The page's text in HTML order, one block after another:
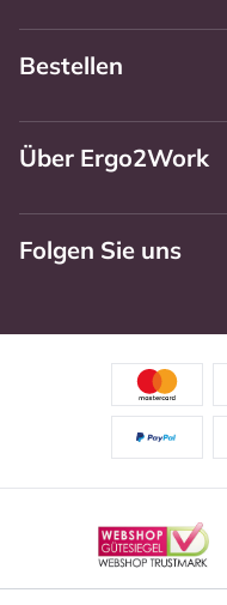
Bestellen
Über Ergo2Work
Folgen Sie uns